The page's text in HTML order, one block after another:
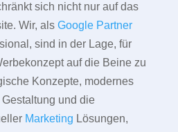
sich nicht nur auf das
Wir, als Google Partner
sind in der Lage, für
auf die Beine zu
Konzepte, modernes
und die
Marketing Lösungen,